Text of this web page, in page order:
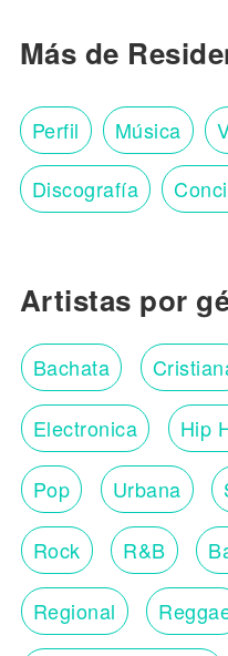
Más de
Perfil Música
Discografía
Artistas por
Bachata
Electronica Hip
Pop Urbana
Rock R&B
Regional